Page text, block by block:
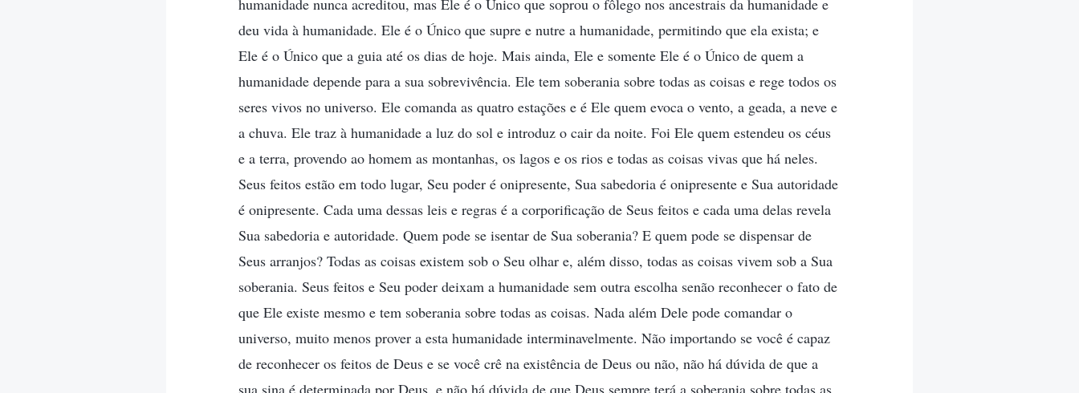
humanidade nunca acreditou, mas Ele é o Único que soprou o fôlego nos ancestrais da humanidade e
deu vida à humanidade. Ele é o Único que supre e nutre a humanidade, permitindo que ela exista; e
Ele é o Único que a guia até os dias de hoje. Mais ainda, Ele e somente Ele é o Único de quem a
humanidade depende para a sua sobrevivência. Ele tem soberania sobre todas as coisas e rege todos os
seres vivos no universo. Ele comanda as quatro estações e é Ele quem evoca o vento, a geada, a neve e
a chuva. Ele traz à humanidade a luz do sol e introduz o cair da noite. Foi Ele quem estendeu os céus
e a terra, provendo ao homem as montanhas, os lagos e os rios e todas as coisas vivas que há neles.
Seus feitos estão em todo lugar, Seu poder é onipresente, Sua sabedoria é onipresente e Sua autoridade
é onipresente. Cada uma dessas leis e regras é a corporificação de Seus feitos e cada uma delas revela
Sua sabedoria e autoridade. Quem pode se isentar de Sua soberania? E quem pode se dispensar de
Seus arranjos? Todas as coisas existem sob o Seu olhar e, além disso, todas as coisas vivem sob a Sua
soberania. Seus feitos e Seu poder deixam a humanidade sem outra escolha senão reconhecer o fato de
que Ele existe mesmo e tem soberania sobre todas as coisas. Nada além Dele pode comandar o
universo, muito menos prover a esta humanidade interminavelmente. Não importando se você é capaz
de reconhecer os feitos de Deus e se você crê na existência de Deus ou não, não há dúvida de que a
sua sina é determinada por Deus, e não há dúvida de que Deus sempre terá a soberania sobre todas as